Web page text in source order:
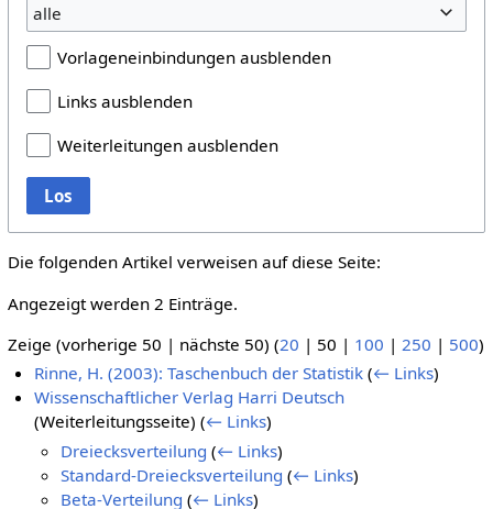
alle
Vorlageneinbindungen ausblenden
Links ausblenden
Weiterleitungen ausblenden
Los
Die folgenden Artikel verweisen auf diese Seite:
Angezeigt werden 2 Einträge.
Zeige (vorherige 50 | nächste 50) (20 | 50 | 100 | 250 | 500)
Rinne, H. (2003): Taschenbuch der Statistik (← Links)
Wissenschaftlicher Verlag Harri Deutsch
(Weiterleitungsseite)(← Links)
Dreiecksverteilung (← Links)
Standard-Dreiecksverteilung (← Links)
Beta-Verteilung (← Links)